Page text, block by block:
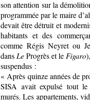
son attention sur la
programmée par le maire
devait être détruit et
habitants et des
comme Régis Neyret ou
dans LeProgrès et le Figaro
suspendus :
« Après quinze années de
SISA avait expulsé tout le
murés. Les appartements,